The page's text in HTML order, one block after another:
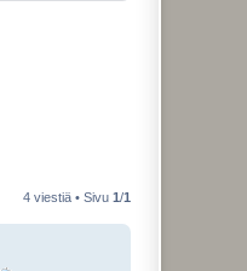
4 viestiä • Sivu 1/1